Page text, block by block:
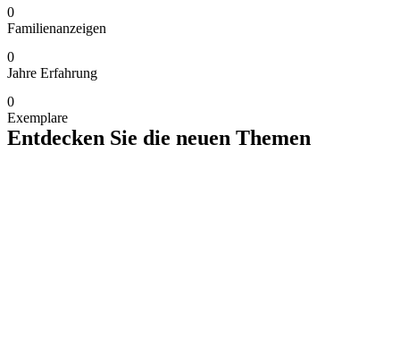
0
Familienanzeigen
0
Jahre Erfahrung
0
Exemplare
Entdecken Sie die neuen Themen